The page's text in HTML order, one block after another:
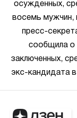
осужденных,
восемь мужчин,
пресс-
сообщила о
заключенных,
экс-кандидата